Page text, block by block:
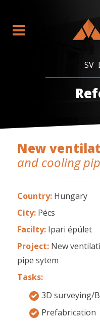
SV
New
and cooling
Country: Hungary
City: Pécs
Facilty: Ipari épület
Project: New
pipe sytem
Tasks:
3D surveying/
Prefabrication